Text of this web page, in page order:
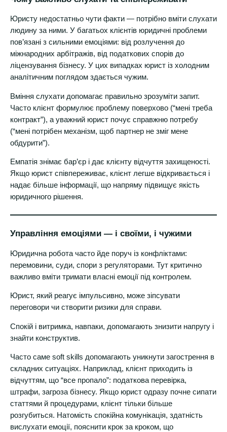
Юристу недостатньо чути факти — потрібно вміти слухати
людину за ними. У багатьох клієнтів юридичні проблеми
пов’язані з сильними емоціями: від розлучення до
міжнародних арбітражів, від податкових спорів до
ліцензування бізнесу. У цих випадках юрист із холодним
аналітичним поглядом здається чужим.
Вміння слухати допомагає правильно зрозуміти запит.
Часто клієнт формулює проблему поверхово (“мені треба
контракт”), а уважний юрист почує справжню потребу
(“мені потрібен механізм, щоб партнер не зміг мене
обдурити”).
Емпатія знімає бар’єр і дає клієнту відчуття захищеності.
Якщо юрист співпереживає, клієнт легше відкривається і
надає більше інформації, що напряму підвищує якість
юридичного рішення.
Управління емоціями — і своїми, і чужими
Юридична робота часто йде поруч із конфліктами:
перемовини, суди, спори з регуляторами. Тут критично
важливо вміти тримати власні емоції під контролем.
Юрист, який реагує імпульсивно, може зіпсувати
переговори чи створити ризики для справи.
Спокій і витримка, навпаки, допомагають знизити напругу і
знайти конструктив.
Часто саме soft skills допомагають уникнути загострення в
складних ситуаціях. Наприклад, клієнт приходить із
відчуттям, що “все пропало”: податкова перевірка,
штрафи, загроза бізнесу. Якщо юрист одразу почне сипати
статтями й процедурами, клієнт тільки більше
розгубиться. Натомість спокійна комунікація, здатність
вислухати емоції, пояснити крок за кроком, що